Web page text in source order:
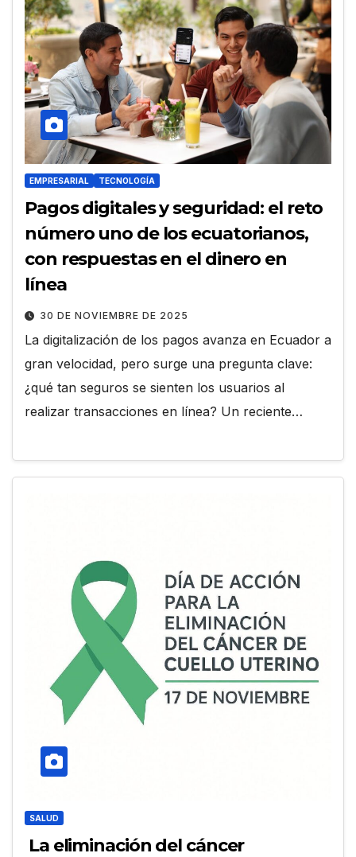
EMPRESARIAL TECNOLOGÍA
Pagos digitales y seguridad: el reto
número uno de los ecuatorianos,
con respuestas en el dinero en
línea
30 DE NOVIEMBRE DE 2025
La digitalización de los pagos avanza en Ecuador a
gran velocidad, pero surge una pregunta clave:
¿qué tan seguros se sienten los usuarios al
realizar transacciones en línea? Un reciente…
SALUD
La eliminación del cáncer